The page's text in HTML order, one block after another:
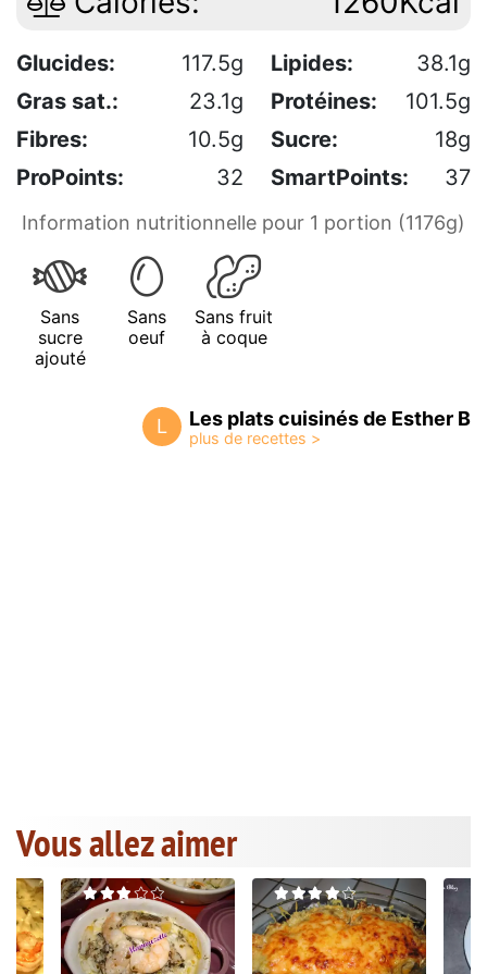
Glucides: 117.5g Lipides:
38.1g
Gras sat.:
23.1g Protéines:
101.5g
Fibres:
10.5g Sucre:
18g
ProPoints:
32 SmartPoints: 37
Information nutritionnelle pour 1 portion (1176g)
Sans
sucre
ajouté
Sans
oeuf
Sans fruit
à coque
L Les plats cuisinés de Esther B
Vous allez aimer